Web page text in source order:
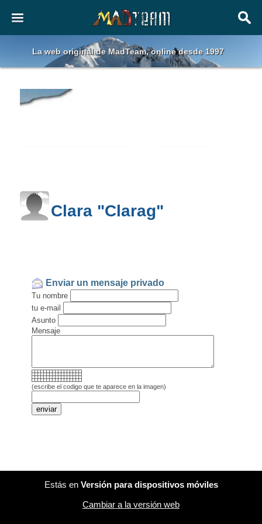
La web original de MadTeam, online desde 1997
Clara "Clarag"
Enviar un mensaje privado
Tu nombre
tu e-mail
Asunto
Mensaje
(escribe el codigo que te aparece en la imagen)
Estás en Versión para dispositivos móviles
Cambiar a la versión web